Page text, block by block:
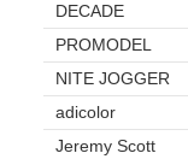
DECADE
PROMODEL
NITE JOGGER
adicolor
Jeremy Scott